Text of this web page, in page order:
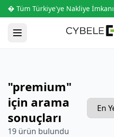
� Tüm Türkiye'ye Nakliye İmkanı
"premium"
için arama
sonuçları
19 ürün bulundu